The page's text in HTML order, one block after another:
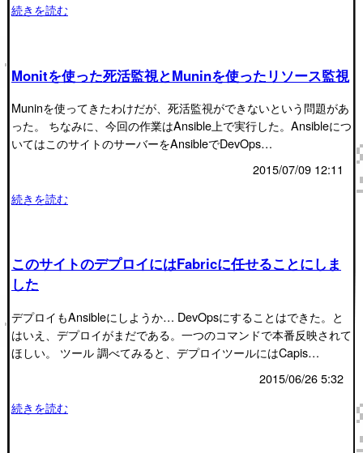
続きを読む
Monitを使った死活監視とMuninを使ったリソース監視
Muninを使ってきたわけだが、死活監視ができないという問題があ
った。 ちなみに、今回の作業はAnsible上で実行した。Ansibleにつ
いてはこのサイトのサーバーをAnsibleでDevOps…
2015/07/09 12:11
続きを読む
このサイトのデプロイにはFabricに任せることにしま
した
デプロイもAnsibleにしようか… DevOpsにすることはできた。と
はいえ、デプロイがまだである。一つのコマンドで本番反映されて
ほしい。 ツール 調べてみると、デプロイツールにはCapis…
2015/06/26 5:32
続きを読む